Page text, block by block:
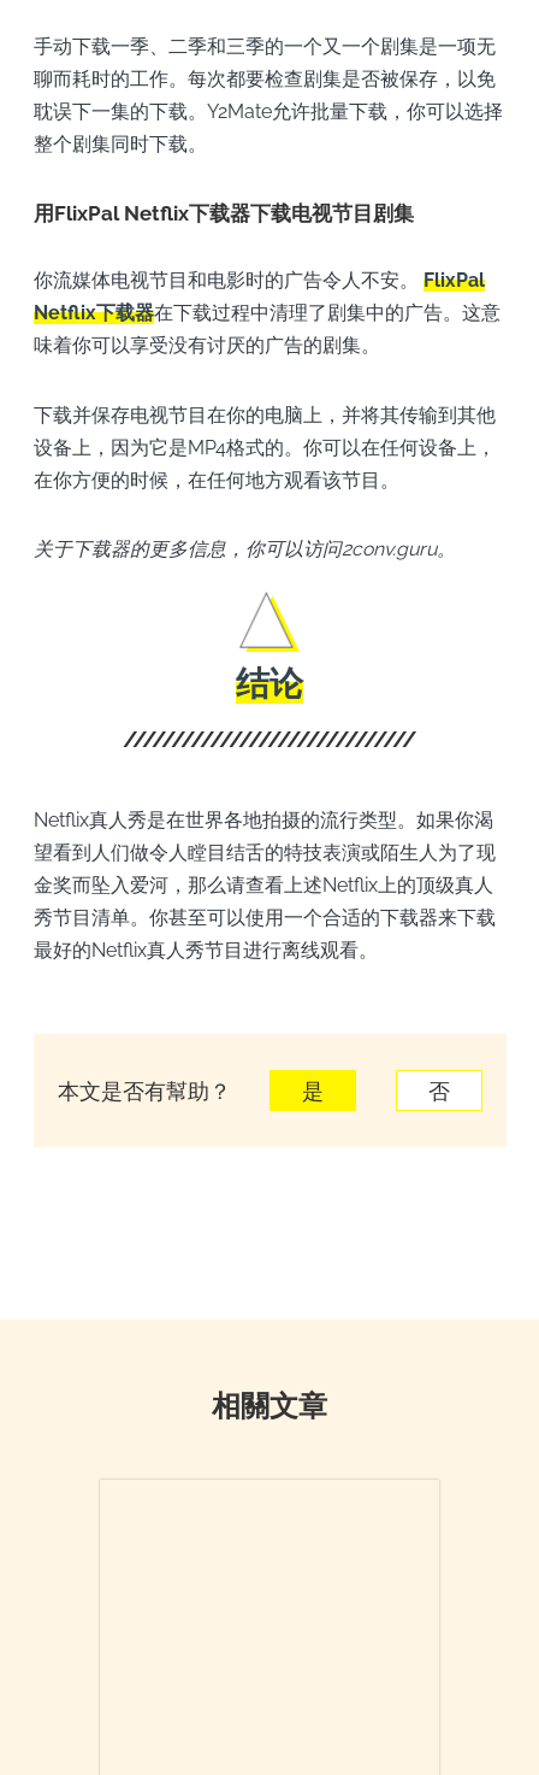
手动下载一季、二季和三季的一个又一个剧集是一项无
聊而耗时的工作。每次都要检查剧集是否被保存，以免
耽误下一集的下载。Y2Mate允许批量下载，你可以选择
整个剧集同时下载。
用FlixPal Netflix下载器下载电视节目剧集
你流媒体电视节目和电影时的广告令人不安。 FlixPal
Netflix下载器在下载过程中清理了剧集中的广告。这意
味着你可以享受没有讨厌的广告的剧集。
下载并保存电视节目在你的电脑上，并将其传输到其他
设备上，因为它是MP4格式的。你可以在任何设备上，
在你方便的时候，在任何地方观看该节目。
关于下载器的更多信息，你可以访问2conv.guru。
结论
Netflix真人秀是在世界各地拍摄的流行类型。如果你渴
望看到人们做令人瞠目结舌的特技表演或陌生人为了现
金奖而坠入爱河，那么请查看上述Netflix上的顶级真人
秀节目清单。你甚至可以使用一个合适的下载器来下载
最好的Netflix真人秀节目进行离线观看。
本文是否有幫助？ 是 否
相關文章